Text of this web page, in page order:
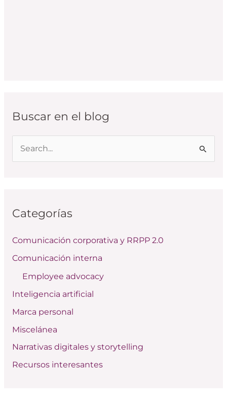
Buscar en el blog
a
p
o
:
Categorías
Comunicación corporativa y RRPP 2.0
Comunicación interna
Employee advocacy
Inteligencia artificial
Marca personal
Miscelánea
Narrativas digitales y storytelling
Recursos interesantes